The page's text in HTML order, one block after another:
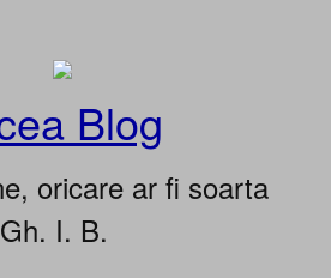
Blog
oricare ar fi soarta
I. B.